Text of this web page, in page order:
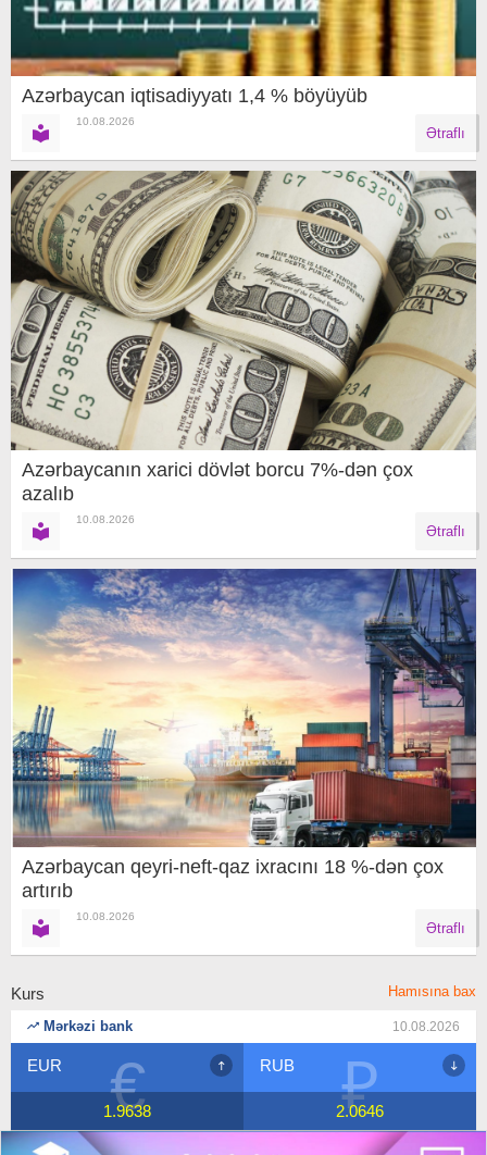
Azərbaycan iqtisadiyyatı 1,4 % böyüyüb
10.08.2026
Ətraflı
Azərbaycanın xarici dövlət borcu 7%-dən çox
azalıb
10.08.2026
Ətraflı
Azərbaycan qeyri-neft-qaz ixracını 18 %-dən çox
artırıb
10.08.2026
Ətraflı
Kurs Hamısına bax
Mərkəzi bank 10.08.2026
€
EUR
1.9638 ₽
RUB
2.0646